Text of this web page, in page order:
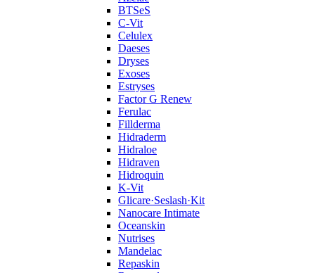
BTSeS
C‑Vit
Celulex
Daeses
Dryses
Exoses
Estryses
Factor G Renew
Ferulac
Fillderma
Hidraderm
Hidraloe
Hidraven
Hidroquin
K-Vit
Glicare·Seslash·Kit
Nanocare Intimate
Oceanskin
Nutrises
Mandelac
Repaskin